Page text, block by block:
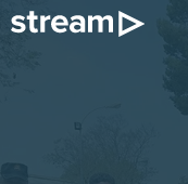
Saltar